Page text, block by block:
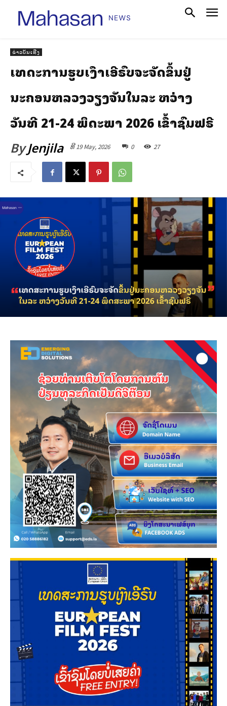
ຂ່າວບັນເທີງ
ເທດສະການຮູບເງົາເອີຣົບຈະຈັດຂຶ້ນຢູ່
ນະຄອນຫລວງວຽງຈັນໃນລະ ຫວ່າງ
ວັນທີ 21-24 ພຶດສະພາ 2026 ເຂົ້າຊົມຟຣີ
ByJenjila ທີ 19 May, 2026 0 27